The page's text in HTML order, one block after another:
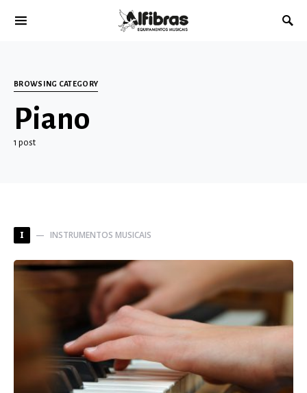
BROWSING CATEGORY
Piano
1 post
I INSTRUMENTOS MUSICAIS